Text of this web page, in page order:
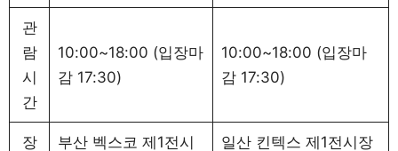
관
람
시
간
10:00~18:00 (입장마
감 17:30)
10:00~18:00 (입장마
감 17:30)
장
부산 벡스코 제1전시
일산 킨텍스 제1전시장